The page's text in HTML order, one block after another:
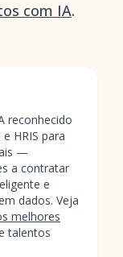
com IA.
reconhecido
HRIS para
—
a contratar
e
dados. Veja
melhores
talentos